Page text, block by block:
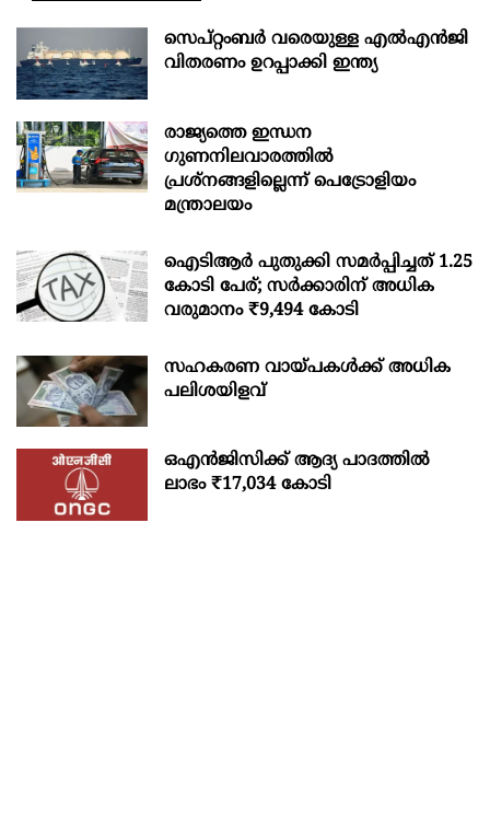
സെപ്റ്റംബർ വരെയുള്ള എൽഎൻജി
വിതരണം ഉറപ്പാക്കി ഇന്ത്യ
രാജ്യത്തെ ഇന്ധന
ഗുണനിലവാരത്തില്‍
പ്രശ്‌നങ്ങളില്ലെന്ന് പെട്രോളിയം
മന്ത്രാലയം
ഐടിആര്‍ പുതുക്കി സമർപ്പിച്ചത് 1.25
കോടി പേര്; സർക്കാരിന് അധിക
വരുമാനം ₹9,494 കോടി
സഹകരണ വായ്പകള്‍ക്ക് അധിക
പലിശയിളവ്
ഒഎന്‍ജിസിക്ക് ആദ്യ പാദത്തില്‍
ലാഭം ₹17,034 കോടി